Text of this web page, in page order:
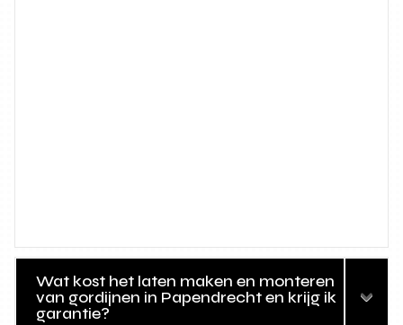
Wat kost het laten maken en monteren
van gordijnen in Papendrecht en krijg ik
garantie?